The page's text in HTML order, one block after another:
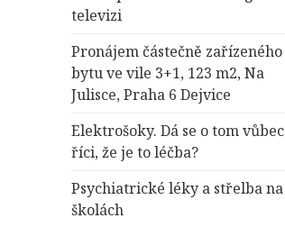
televizi
Pronájem částečně zařízeného
bytu ve vile 3+1, 123 m2, Na
Julisce, Praha 6 Dejvice
Elektrošoky. Dá se o tom vůbec
říci, že je to léčba?
Psychiatrické léky a střelba na
školách